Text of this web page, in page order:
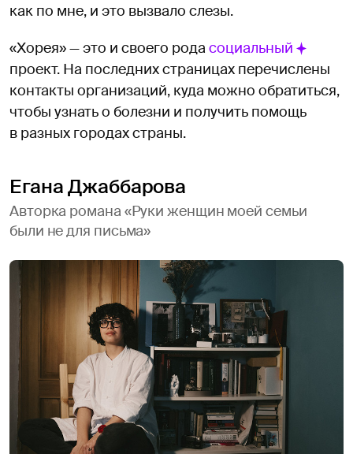
как по мне, и это вызвало слезы.
«Хорея» — это и своего рода социальный
проект. На последних страницах перечислены
контакты организаций, куда можно обратиться,
чтобы узнать о болезни и получить помощь
в разных городах страны.
Егана Джаббарова
Авторка романа «Руки женщин моей семьи
были не для письма»